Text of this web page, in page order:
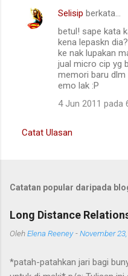
Selisip berkata…
betul! sape kata
kena lepaskn
ke nak lupakan
jual micro cip yg
memori baru dlm
emo lak :P
4 Jun 2011 pada
Catat Ulasan
Catatan popular daripada
Long Distance
OlehElena Reeney -November
*patah-patahkan jari bagi